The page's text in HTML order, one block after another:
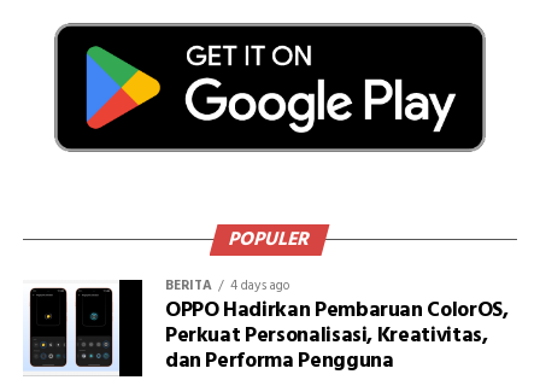
POPULER
BERITA 4 days ago
OPPO Hadirkan Pembaruan ColorOS,
Perkuat Personalisasi, Kreativitas,
dan Performa Pengguna